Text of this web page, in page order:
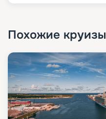
Похожие круизы